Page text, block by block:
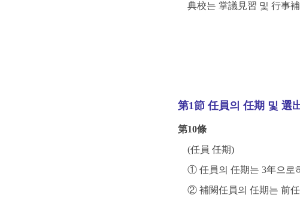
典校는 掌議見習 및 行事
第1節 任員의 任期 및 選
第10條
(任員 任期)
① 任員의 任期는 3年으로
② 補闕任員의 任期는 前